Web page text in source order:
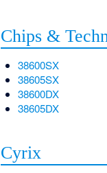
Chips &
38600SX
38605SX
38600DX
38605DX
Cyrix